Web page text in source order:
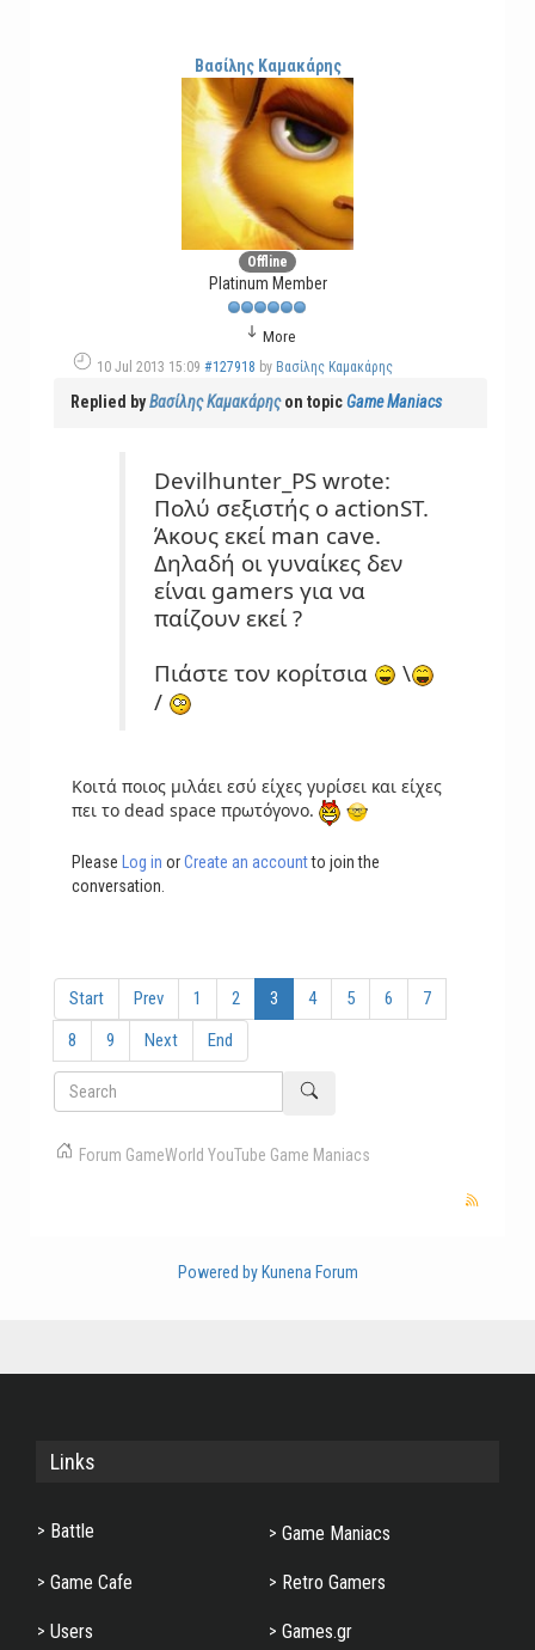
Βασίλης Καμακάρης
Offline
Platinum Member
More
10 Jul 2013 15:09 #127918 by Βασίλης Καμακάρης
Replied byΒασίλης Καμακάρηςon topicGame Maniacs
Devilhunter_PS wrote:
Πολύ σεξιστής ο actionST.
Άκους εκεί man cave.
Δηλαδή οι γυναίκες δεν
είναι gamers για να
παίζουν εκεί ?
Πιάστε τον κορίτσια
\
/
Κοιτά ποιος μιλάει εσύ είχες γυρίσει και είχες
πει το dead space πρωτόγονο.
Please Log in orCreate an accountto join the
conversation.
Start Prev 1 2 3 4 5 6
7
8
9 Next End
Forum GameWorld YouTube Game Maniacs
Powered by Kunena Forum
Links
Battle Game Maniacs
Game Cafe Retro Gamers
Users Games.gr